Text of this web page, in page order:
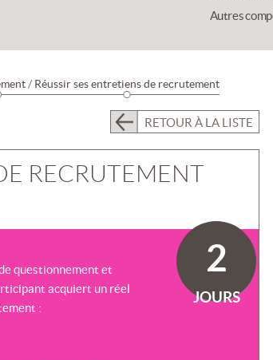
Autres
/ Réussir ses entretiens de recrutement
RETOUR À LA LISTE
RECRUTEMENT
questionnement et
acquiert un réel
:
2
JOURS